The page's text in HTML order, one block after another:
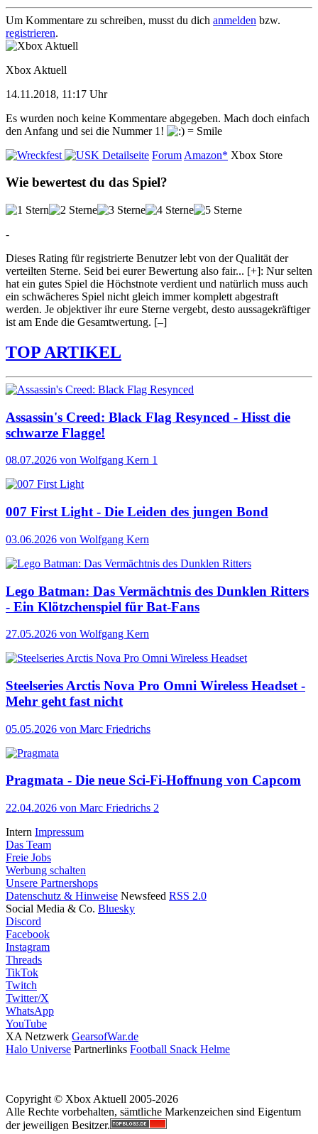
Um Kommentare zu schreiben, musst du dich anmelden bzw.
registrieren.
Xbox Aktuell
14.11.2018, 11:17 Uhr
Es wurden noch keine Kommentare abgegeben. Mach doch einfach
den Anfang und sei die Nummer 1!
Detailseite Forum Amazon* Xbox Store
Wie bewertest du das Spiel?
-
Dieses Rating für registrierte Benutzer lebt von der Qualität der
verteilten Sterne. Seid bei eurer Bewertung also fair... [+]: Nur selten
hat ein gutes Spiel die Höchstnote verdient und natürlich muss auch
ein schwächeres Spiel nicht gleich immer komplett abgestraft
werden. Je objektiver ihr eure Sterne vergebt, desto aussagekräftiger
ist am Ende die Gesamtwertung. [–]
TOP ARTIKEL
Assassin's Creed: Black Flag Resynced - Hisst die
schwarze Flagge!
08.07.2026 von Wolfgang Kern 1
007 First Light - Die Leiden des jungen Bond
03.06.2026 von Wolfgang Kern
Lego Batman: Das Vermächtnis des Dunklen Ritters
- Ein Klötzchenspiel für Bat-Fans
27.05.2026 von Wolfgang Kern
Steelseries Arctis Nova Pro Omni Wireless Headset -
Mehr geht fast nicht
05.05.2026 von Marc Friedrichs
Pragmata - Die neue Sci-Fi-Hoffnung von Capcom
22.04.2026 von Marc Friedrichs 2
Intern Impressum
Das Team
Freie Jobs
Werbung schalten
Unsere Partnershops
Datenschutz & Hinweise Newsfeed RSS 2.0
Social Media & Co. Bluesky
Discord
Facebook
Instagram
Threads
TikTok
Twitch
Twitter/X
WhatsApp
YouTube
XA Netzwerk GearsofWar.de
Halo Universe Partnerlinks Football Snack Helme
Copyright © Xbox Aktuell 2005-2026
Alle Rechte vorbehalten, sämtliche Markenzeichen sind Eigentum
der jeweiligen Besitzer.